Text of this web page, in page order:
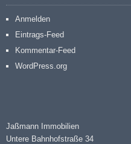
Anmelden
Eintrags-Feed
Kommentar-Feed
WordPress.org
Jaßmann Immobilien
Untere Bahnhofstraße 34